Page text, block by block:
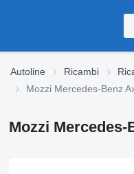
Autoline Ricambi
Mozzi Mercedes-Benz
Mozzi